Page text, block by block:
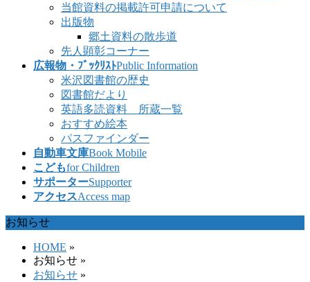
当館資料の掲載許可申請について
出版物
郷土資料の散歩道
先人顕彰コーナー
広報物・ﾌﾞｯｸﾘｽﾄPublic Information
米沢図書館の歴史
図書館だより
英語多読資料 所蔵一覧
おすすめ絵本
パスファインダー
自動車文庫Book Mobile
こどもfor Children
サポーターSupporter
アクセスAccess map
お知らせ
HOME »
お知らせ »
お知らせ »